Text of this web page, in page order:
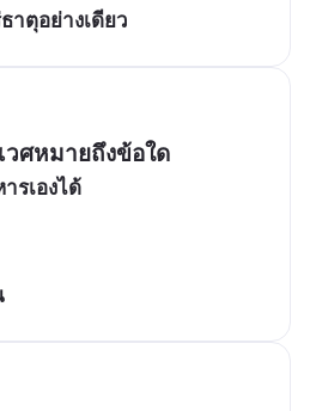
าตุอย่างเดียว
วศหมายถึงข้อใด
รเองได้